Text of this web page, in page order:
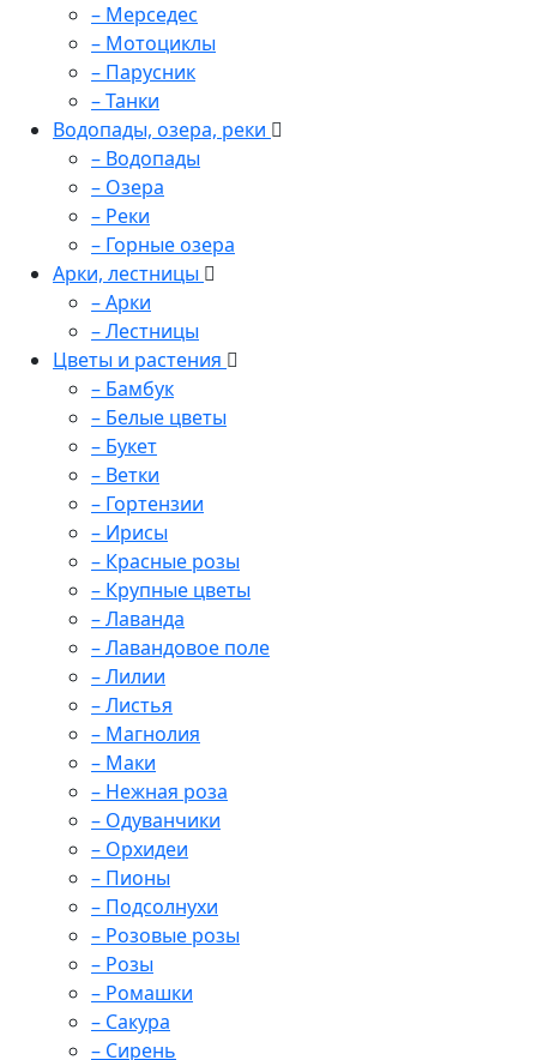
– Мерседес
– Мотоциклы
– Парусник
– Танки
Водопады, озера, реки
– Водопады
– Озера
– Реки
– Горные озера
Арки, лестницы
– Арки
– Лестницы
Цветы и растения
– Бамбук
– Белые цветы
– Букет
– Ветки
– Гортензии
– Ирисы
– Красные розы
– Крупные цветы
– Лаванда
– Лавандовое поле
– Лилии
– Листья
– Магнолия
– Маки
– Нежная роза
– Одуванчики
– Орхидеи
– Пионы
– Подсолнухи
– Розовые розы
– Розы
– Ромашки
– Сакура
– Сирень